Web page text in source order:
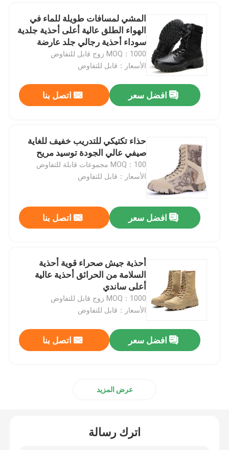
المشي لمسافات طويلة للماء في
الهواء الطلق عالية أعلى أحذية جلدية
سوداء أحذية رجالي جلد عارضة
MOQ：1000 زوج قابل للتفاوض
الأسعار：قابل للتفاوض
افضل سعر اتصل بنا
حذاء تكتيكي للتدريب خفيف للغاية
صيفي عالي الجودة توسيد مريح
MOQ：100 مجموعات قابلة للتفاوض
الأسعار：قابل للتفاوض
افضل سعر اتصل بنا
أحذية جيش صحراء قوية أحذية
السلامة من الحرائق أحذية عالية
أعلى ساندي
MOQ：1000 زوج قابل للتفاوض
الأسعار：قابل للتفاوض
افضل سعر اتصل بنا
عرض المزيد
اترك رسالة